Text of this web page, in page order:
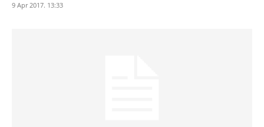
9 Apr 2017. 13:33